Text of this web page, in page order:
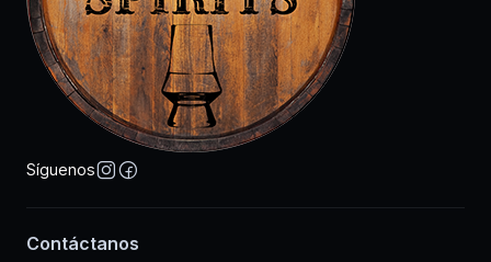
Síguenos
Contáctanos